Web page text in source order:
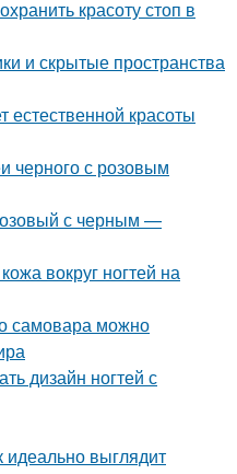
красоту стоп в
и скрытые пространства
естественной красоты
черного с розовым
с черным —
вокруг ногтей на
самовара можно
дизайн ногтей с
идеально выглядит